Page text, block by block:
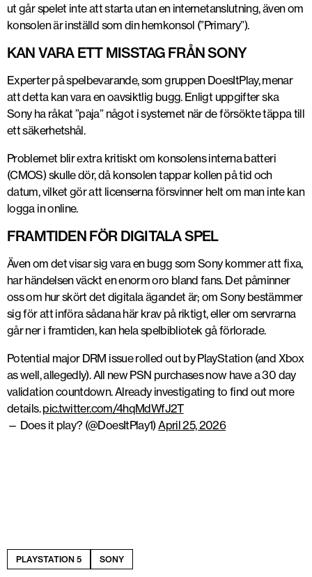
ut går spelet inte att starta utan en internetanslutning, även om
konsolen är inställd som din hemkonsol (”Primary”).
KAN VARA ETT MISSTAG FRÅN SONY
Experter på spelbevarande, som gruppen DoesItPlay, menar
att detta kan vara en oavsiktlig bugg. Enligt uppgifter ska
Sony ha råkat ”paja” något i systemet när de försökte täppa till
ett säkerhetshål.
Problemet blir extra kritiskt om konsolens interna batteri
(CMOS) skulle dör, då konsolen tappar kollen på tid och
datum, vilket gör att licenserna försvinner helt om man inte kan
logga in online.
FRAMTIDEN FÖR DIGITALA SPEL
Även om det visar sig vara en bugg som Sony kommer att fixa,
har händelsen väckt en enorm oro bland fans. Det påminner
oss om hur skört det digitala ägandet är; om Sony bestämmer
sig för att införa sådana här krav på riktigt, eller om servrarna
går ner i framtiden, kan hela spelbibliotek gå förlorade.
Potential major DRM issue rolled out by PlayStation (and Xbox
as well, allegedly). All new PSN purchases now have a 30 day
validation countdown. Already investigating to find out more
details.pic.twitter.com/4hqMdWfJ2T
— Does it play? (@DoesItPlay1)April 25, 2026
PLAYSTATION 5 SONY